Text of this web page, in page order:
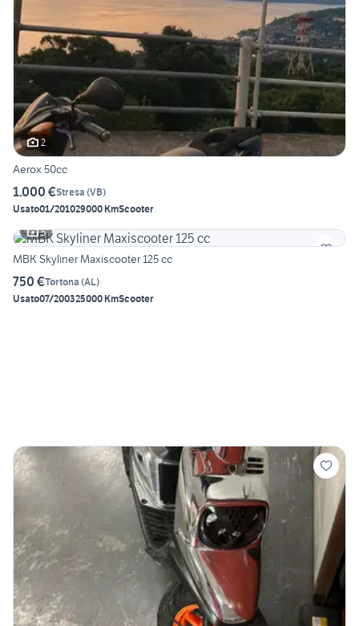
2
Aerox 50cc
1.000 €Stresa (VB)
Usato01/201029000 KmScooter
5
MBK Skyliner Maxiscooter 125 cc
750 €Tortona (AL)
Usato07/200325000 KmScooter